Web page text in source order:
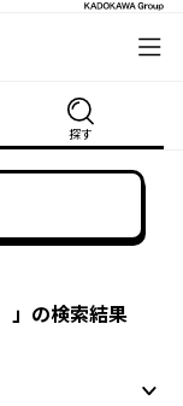
探す
」の検索結果